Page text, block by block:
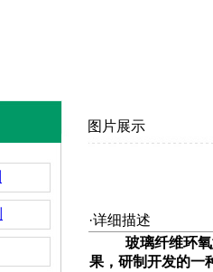
图片展示
·详细描述
玻璃纤维环
果，研制开发的一